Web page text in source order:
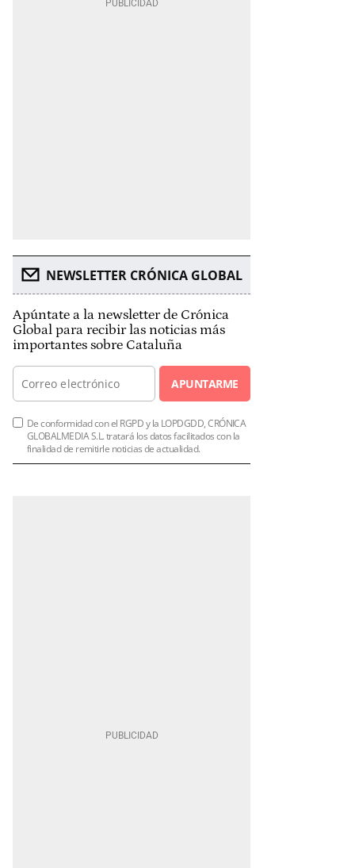
NEWSLETTER CRÓNICA GLOBAL
Apúntate a la newsletter de Crónica
Global para recibir las noticias más
importantes sobre Cataluña
APUNTARME
De conformidad con el RGPD y la LOPDGDD, CRÓNICA
GLOBALMEDIA S.L. tratará los datos facilitados con la
finalidad de remitirle noticias de actualidad.